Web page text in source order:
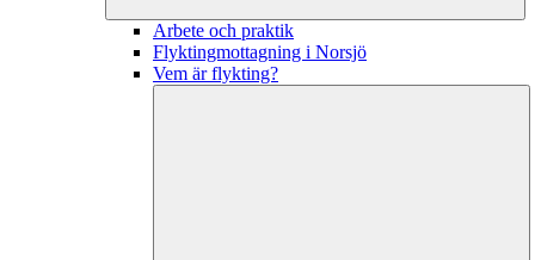
Arbete och praktik
Flyktingmottagning i Norsjö
Vem är flykting?